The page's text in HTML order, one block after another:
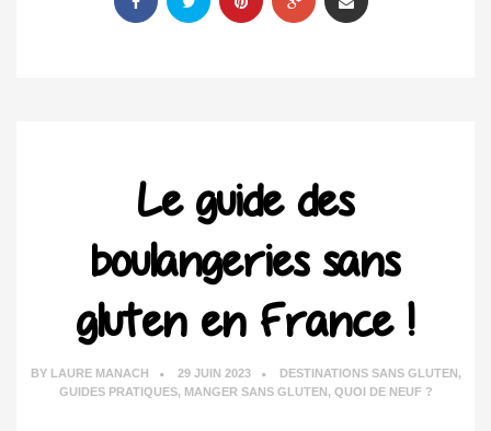
Le guide des
boulangeries sans
gluten en France !
BY LAURE MANACH 29 JUIN 2023 DESTINATIONS SANS GLUTEN ,
GUIDES PRATIQUES, MANGER SANS GLUTEN , QUOI DE NEUF ?